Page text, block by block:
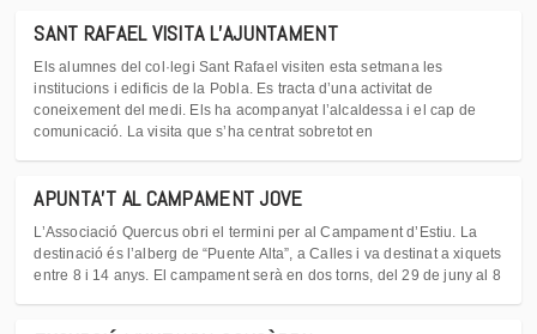
SANT RAFAEL VISITA L’AJUNTAMENT
Els alumnes del col·legi Sant Rafael visiten esta setmana les
institucions i edificis de la Pobla. Es tracta d’una activitat de
coneixement del medi. Els ha acompanyat l’alcaldessa i el cap de
comunicació. La visita que s’ha centrat sobretot en
APUNTA’T AL CAMPAMENT JOVE
L’Associació Quercus obri el termini per al Campament d’Estiu. La
destinació és l’alberg de “Puente Alta”, a Calles i va destinat a xiquets
entre 8 i 14 anys. El campament serà en dos torns, del 29 de juny al 8